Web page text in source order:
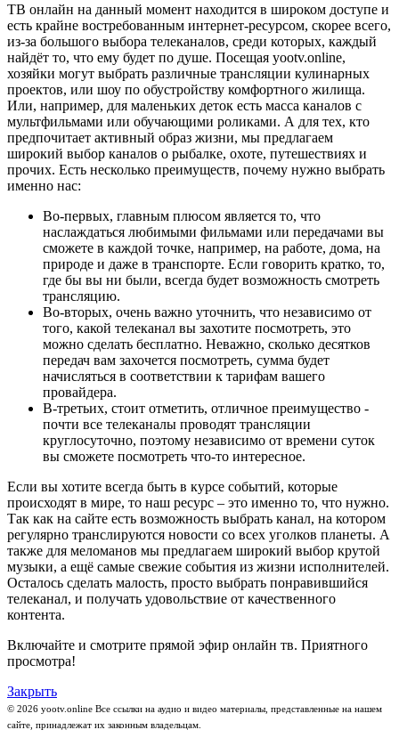
ТВ онлайн на данный момент находится в широком доступе и
есть крайне востребованным интернет-ресурсом, скорее всего,
из-за большого выбора телеканалов, среди которых, каждый
найдёт то, что ему будет по душе. Посещая yootv.online,
хозяйки могут выбрать различные трансляции кулинарных
проектов, или шоу по обустройству комфортного жилища.
Или, например, для маленьких деток есть масса каналов с
мультфильмами или обучающими роликами. А для тех, кто
предпочитает активный образ жизни, мы предлагаем
широкий выбор каналов о рыбалке, охоте, путешествиях и
прочих. Есть несколько преимуществ, почему нужно выбрать
именно нас:
Во-первых, главным плюсом является то, что
наслаждаться любимыми фильмами или передачами вы
сможете в каждой точке, например, на работе, дома, на
природе и даже в транспорте. Если говорить кратко, то,
где бы вы ни были, всегда будет возможность смотреть
трансляцию.
Во-вторых, очень важно уточнить, что независимо от
того, какой телеканал вы захотите посмотреть, это
можно сделать бесплатно. Неважно, сколько десятков
передач вам захочется посмотреть, сумма будет
начисляться в соответствии к тарифам вашего
провайдера.
В-третьих, стоит отметить, отличное преимущество -
почти все телеканалы проводят трансляции
круглосуточно, поэтому независимо от времени суток
вы сможете посмотреть что-то интересное.
Если вы хотите всегда быть в курсе событий, которые
происходят в мире, то наш ресурс – это именно то, что нужно.
Так как на сайте есть возможность выбрать канал, на котором
регулярно транслируются новости со всех уголков планеты. А
также для меломанов мы предлагаем широкий выбор крутой
музыки, а ещё самые свежие события из жизни исполнителей.
Осталось сделать малость, просто выбрать понравившийся
телеканал, и получать удовольствие от качественного
контента.
Включайте и смотрите прямой эфир онлайн тв. Приятного
просмотра!
Закрыть
© 2026 yootv.online Все ссылки на аудио и видео материалы, представленные на нашем
сайте, принадлежат их законным владельцам.